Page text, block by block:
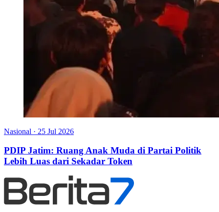
Nasional · 25 Jul 2026
PDIP Jatim: Ruang Anak Muda di Partai Politik
Lebih Luas dari Sekadar Token